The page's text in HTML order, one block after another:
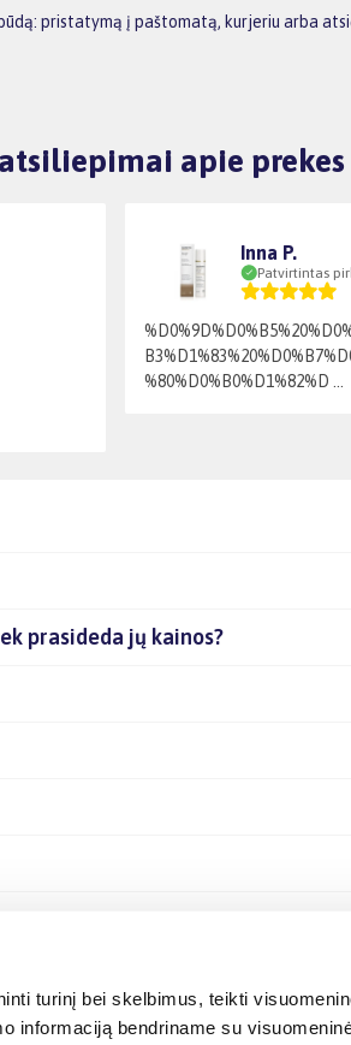
turinį bei skelbimus, teikti
informaciją bendriname su
pristatymą į paštomatą, kurjeriu arba
apie prekes
Inna P.
Patvirtintas
%80%D0%B0%D1%82%D ...
prasideda jų kainos?